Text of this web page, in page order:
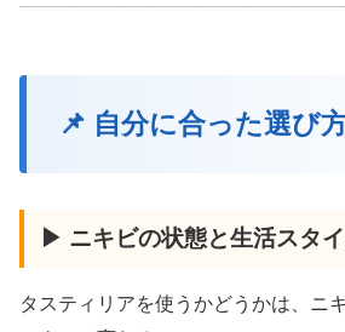
📌 自分に合った選び
▶ ニキビの状態と生活スタ
タスティリアを使うかどうかは、ニ